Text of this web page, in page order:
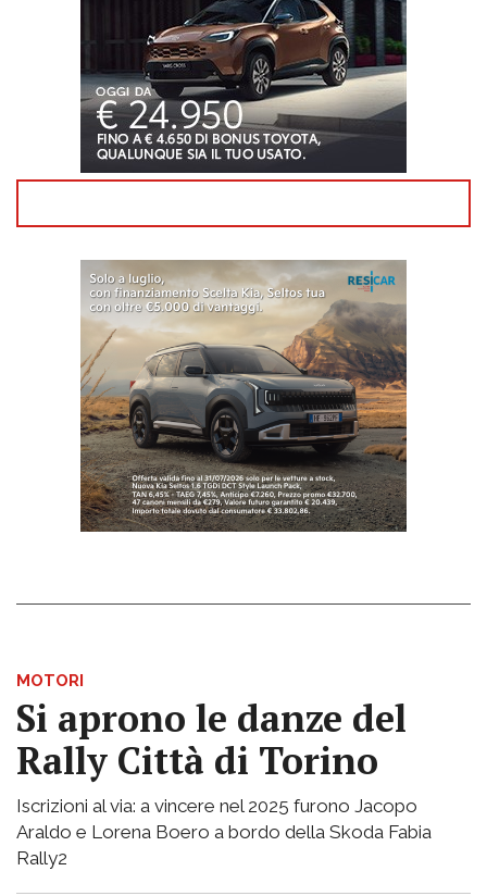
MOTORI
Si aprono le danze del
Rally Città di Torino
Iscrizioni al via: a vincere nel 2025 furono Jacopo
Araldo e Lorena Boero a bordo della Skoda Fabia
Rally2